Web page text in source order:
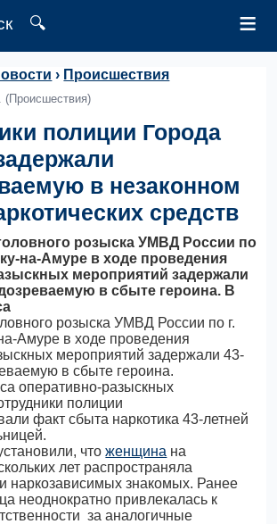
🔍 ≡
› Происшествия
(Происшествия)
полиции Города
в незаконном
средств
розыска УМВД России по
на-Амуре в ходе проведения
мероприятий задержали
в сбыте героина. В
розыска УМВД России по г.
Амуре в ходе проведения
мероприятий задержали 43-
в сбыте героина.
оперативно-разыскных
полиции
факт сбыта наркотика 43-летней
чтоженщина на
лет распространяла
наркозависимых знакомых. Ранее
неоднократно привлекалась к
за аналогичные